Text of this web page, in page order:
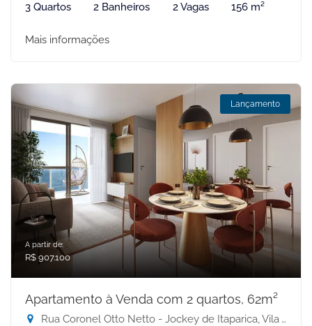
3 Quartos 2 Banheiros 2 Vagas 156 m²
Mais informações
Lançamento
A partir de:
R$ 907.100
Apartamento à Venda com 2 quartos, 62m²
Rua Coronel Otto Netto - Jockey de Itaparica, Vila Velha-ES